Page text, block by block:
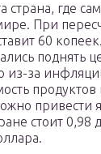
страна, где
При
60
поднять
из-за
продуктов
стоит 0,98